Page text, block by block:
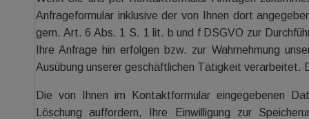
Anfrageformular inklusive der von Ihnen dort
gem. Art. 6 Abs. 1 S. 1 lit. b und f DSGVO zur
Ihre Anfrage hin erfolgen bzw. zur Wahrnehmung
Ausübung unserer geschäftlichen Tätigkeit verarbeitet.
Die von Ihnen im Kontaktformular eingegebenen
Löschung auffordern, Ihre Einwilligung zur